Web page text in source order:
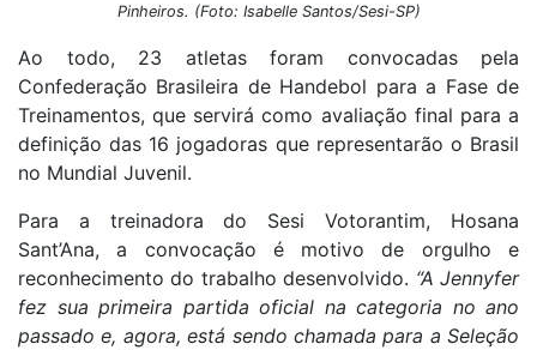
Pinheiros. (Foto: Isabelle Santos/Sesi-SP)
Ao todo, 23 atletas foram convocadas pela
Confederação Brasileira de Handebol para a Fase de
Treinamentos, que servirá como avaliação final para a
definição das 16 jogadoras que representarão o Brasil
no Mundial Juvenil.
Para a treinadora do Sesi Votorantim, Hosana
Sant’Ana, a convocação é motivo de orgulho e
reconhecimento do trabalho desenvolvido. “A Jennyfer
fez sua primeira partida oficial na categoria no ano
passado e, agora, está sendo chamada para a Seleção